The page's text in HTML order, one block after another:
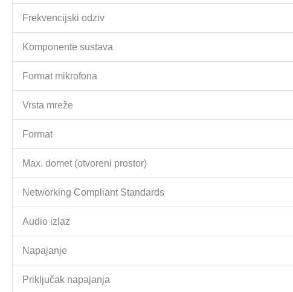
Frekvencijski odziv
Komponente sustava
Format mikrofona
Vrsta mreže
Format
Max. domet (otvoreni prostor)
Networking Compliant Standards
Audio izlaz
Napajanje
Priključak napajanja